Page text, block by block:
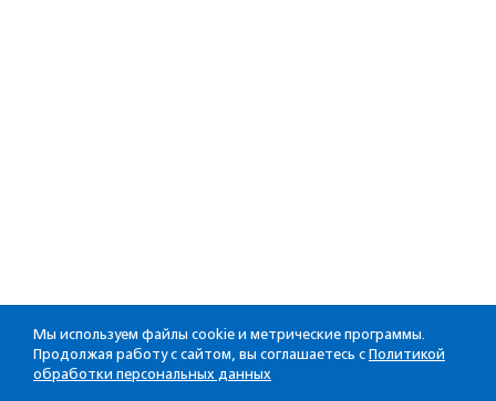
Мы используем файлы cookie и метрические программы.
Продолжая работу с сайтом, вы соглашаетесь с Политикой
обработки персональных данных